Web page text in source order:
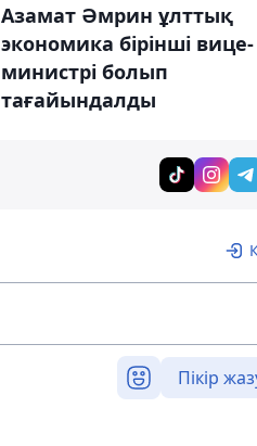
Азамат Әмрин ұлттық
экономика бірінші вице-
министрі болып
тағайындалды
Пікір